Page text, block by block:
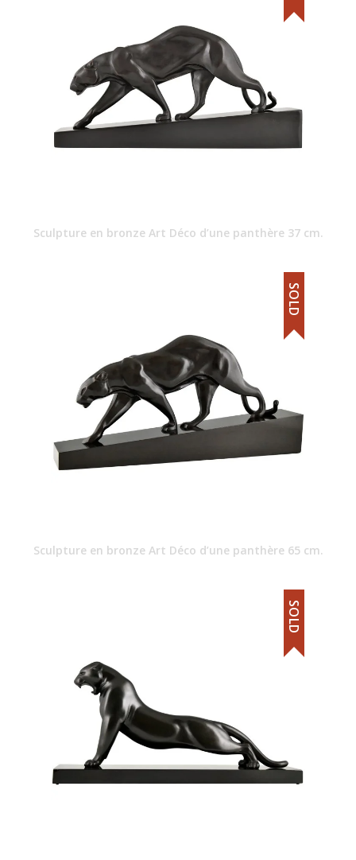
Sculpture en bronze Art Déco d’une panthère 37 cm.
Sculpture en bronze Art Déco d’une panthère 65 cm.
SOLD
SOLD